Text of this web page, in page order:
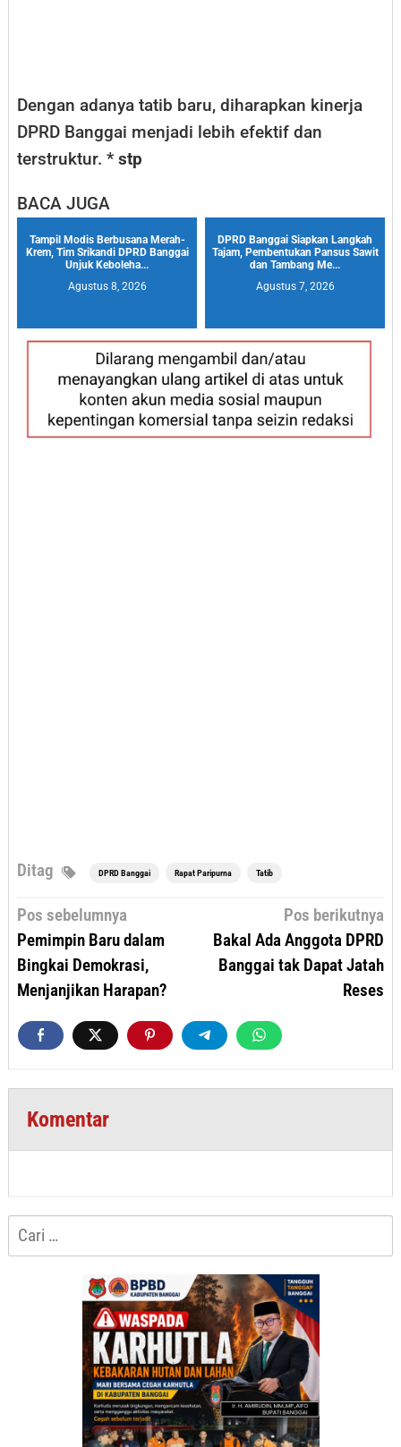
Dengan adanya tatib baru, diharapkan kinerja
DPRD Banggai menjadi lebih efektif dan
terstruktur. * stp
BACA JUGA
Tampil Modis Berbusana Merah-
Krem, Tim Srikandi DPRD Banggai
Unjuk Keboleha...
Agustus 8, 2026
DPRD Banggai Siapkan Langkah
Tajam, Pembentukan Pansus Sawit
dan Tambang Me...
Agustus 7, 2026
Ditag DPRD Banggai Rapat Paripurna Tatib
Navigasi
pos
Pos sebelumnya
Pemimpin Baru dalam
Bingkai Demokrasi,
Menjanjikan Harapan?
Pos berikutnya
Bakal Ada Anggota DPRD
Banggai tak Dapat Jatah
Reses
Komentar
Cari
untuk: